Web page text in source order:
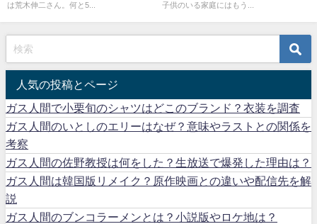
は荒木伸二さん。何と5...
子供のいる家庭にはもう...
人気の投稿とページ
ガス人間で小栗旬のシャツはどこのブランド？衣装を調査
ガス人間のいとしのエリーはなぜ？意味やラストとの関係を
考察
ガス人間の佐野教授は何をした？生放送で爆発した理由は？
ガス人間は韓国版リメイク？原作映画との違いや配信先を解
説
ガス人間のブンコラーメンとは？小説版やロケ地は？